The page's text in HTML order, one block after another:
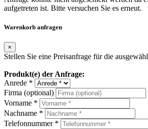
aufgetreten ist. Bitte versuchen Sie es erneut.
Warenkorb anfragen
×
Stellen Sie eine Preisanfrage für die
Produkt(e) der Anfrage:
Anrede *
Firma (optional)
Vorname *
Nachname *
Telefonnummer *